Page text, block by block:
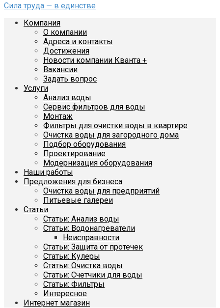
Сила труда — в единстве
Компания
О компании
Адреса и контакты
Достижения
Новости компании Кванта +
Вакансии
Задать вопрос
Услуги
Анализ воды
Сервис фильтров для воды
Монтаж
Фильтры для очистки воды в квартире
Очистка воды для загородного дома
Подбор оборудования
Проектирование
Модернизация оборудования
Наши работы
Предложения для бизнеса
Очистка воды для предприятий
Питьевые галереи
Статьи
Статьи: Анализ воды
Статьи: Водонагреватели
Неисправности
Статьи: Защита от протечек
Статьи: Кулеры
Статьи: Очистка воды
Статьи: Счетчики для воды
Статьи: Фильтры
Интересное
Интернет магазин